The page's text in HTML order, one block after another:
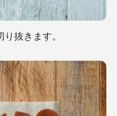
抜きます。